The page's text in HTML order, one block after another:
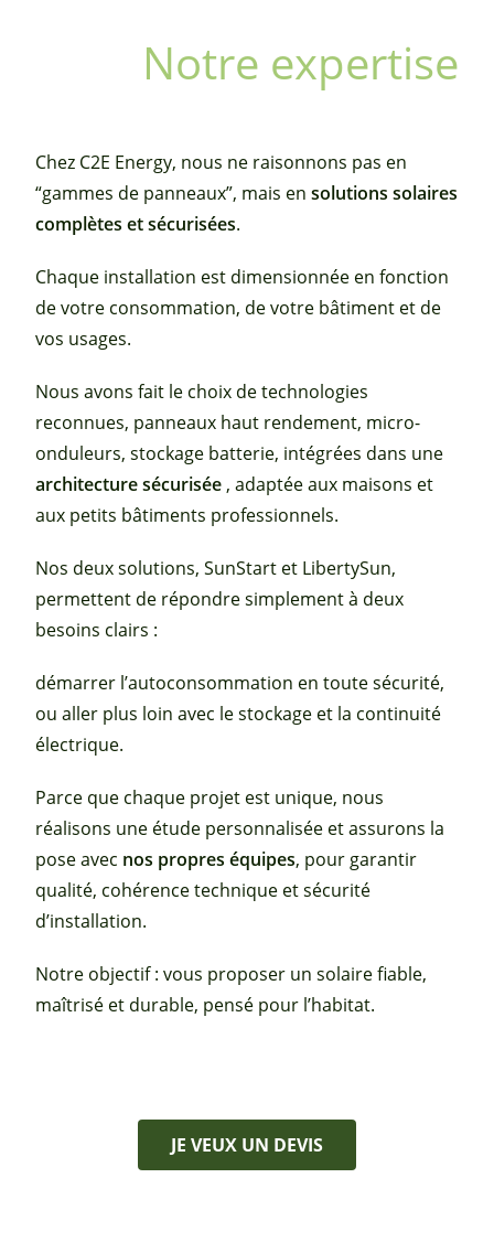
Notre expertise
Chez C2E Energy, nous ne raisonnons pas en
“gammes de panneaux”, mais ensolutions solaires
complètes et sécurisées.
Chaque installation est dimensionnée en fonction
de votre consommation, de votre bâtiment et de
vos usages.
Nous avons fait le choix de technologies
reconnues, panneaux haut rendement, micro-
onduleurs, stockage batterie, intégrées dans une
architecture sécurisée , adaptée aux maisons et
aux petits bâtiments professionnels.
Nos deux solutions, SunStart et LibertySun,
permettent de répondre simplement à deux
besoins clairs :
démarrer l’autoconsommation en toute sécurité,
ou aller plus loin avec le stockage et la continuité
électrique.
Parce que chaque projet est unique, nous
réalisons une étude personnalisée et assurons la
pose avec nos propres équipes, pour garantir
qualité, cohérence technique et sécurité
d’installation.
Notre objectif : vous proposer un solaire fiable,
maîtrisé et durable, pensé pour l’habitat.
JE VEUX UN DEVIS